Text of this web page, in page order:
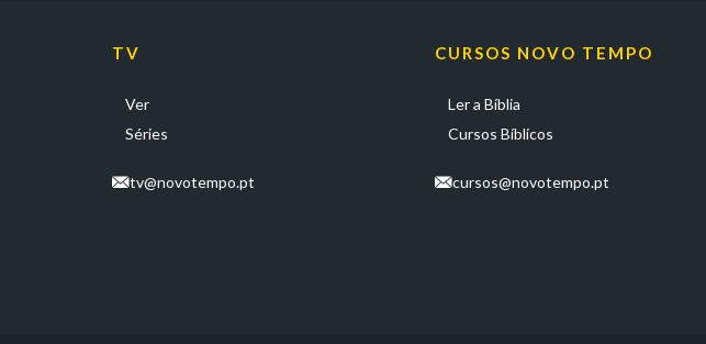
TV
Ver
Séries
tv@novotempo.pt
CURSOS NOVO TEMPO
Ler a Bíblia
Cursos Bíblicos
cursos@novotempo.pt